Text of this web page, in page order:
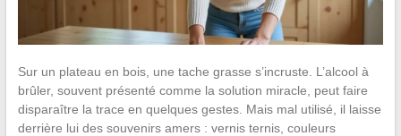
Sur un plateau en bois, une tache grasse s’incruste. L’alcool à
brûler, souvent présenté comme la solution miracle, peut faire
disparaître la trace en quelques gestes. Mais mal utilisé, il laisse
derrière lui des souvenirs amers : vernis ternis, couleurs